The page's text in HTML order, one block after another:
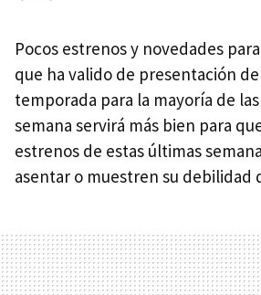
Pocos estrenos y novedades
que ha valido de presentación
temporada para la mayoría de
semana servirá más bien para
estrenos de estas últimas
asentar o muestren su